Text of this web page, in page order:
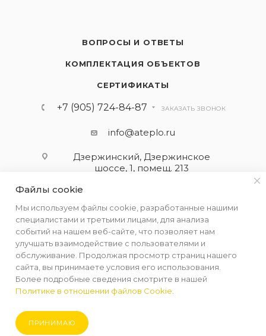
ВОПРОСЫ И ОТВЕТЫ
КОМПЛЕКТАЦИЯ ОБЪЕКТОВ
СЕРТИФИКАТЫ
+7 (905) 724-84-87 ЗАКАЗАТЬ ЗВОНОК
info@ateplo.ru
Дзержинский, Дзержинское
шоссе, 1, помещ. 213
ПОЛИТИКА КОНФИДЕНЦИАЛЬНОСТИ
2026 © ООО "АЛЬФА-ТЕРМ КОМПЛЕКТ"
Файлы cookie
Мы используем файлы cookie, разработанные нашими
специалистами и третьими лицами, для анализа
событий на нашем веб-сайте, что позволяет нам
улучшать взаимодействие с пользователями и
обслуживание. Продолжая просмотр страниц нашего
сайта, вы принимаете условия его использования.
Более подробные сведения смотрите в нашей
Политике в отношении файлов Cookie
ПРИНИМАЮ